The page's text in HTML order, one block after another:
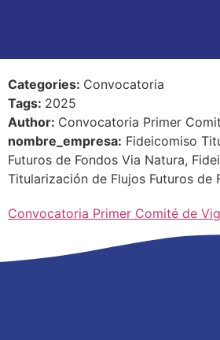
Convocatoria Primer Comité de
Categories: Convocatoria
Tags: 2025
Author: Convocatoria Primer
nombre_empresa: Fideicomiso
Futuros de Fondos Via Natura,
Titularización de Flujos Futuros de